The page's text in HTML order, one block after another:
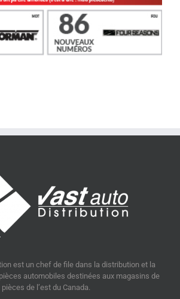
est un chef de file dans la distribution et la
automobiles destinées aux magasins de
pièces de l’est du Canada.